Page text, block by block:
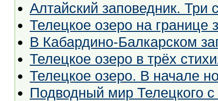
Алтайский заповедник. Три
Телецкое озеро на границе
В Кабардино-Балкарском
Телецкое озеро в трёх
Телецкое озеро. В начале
Подводный мир Телецкого